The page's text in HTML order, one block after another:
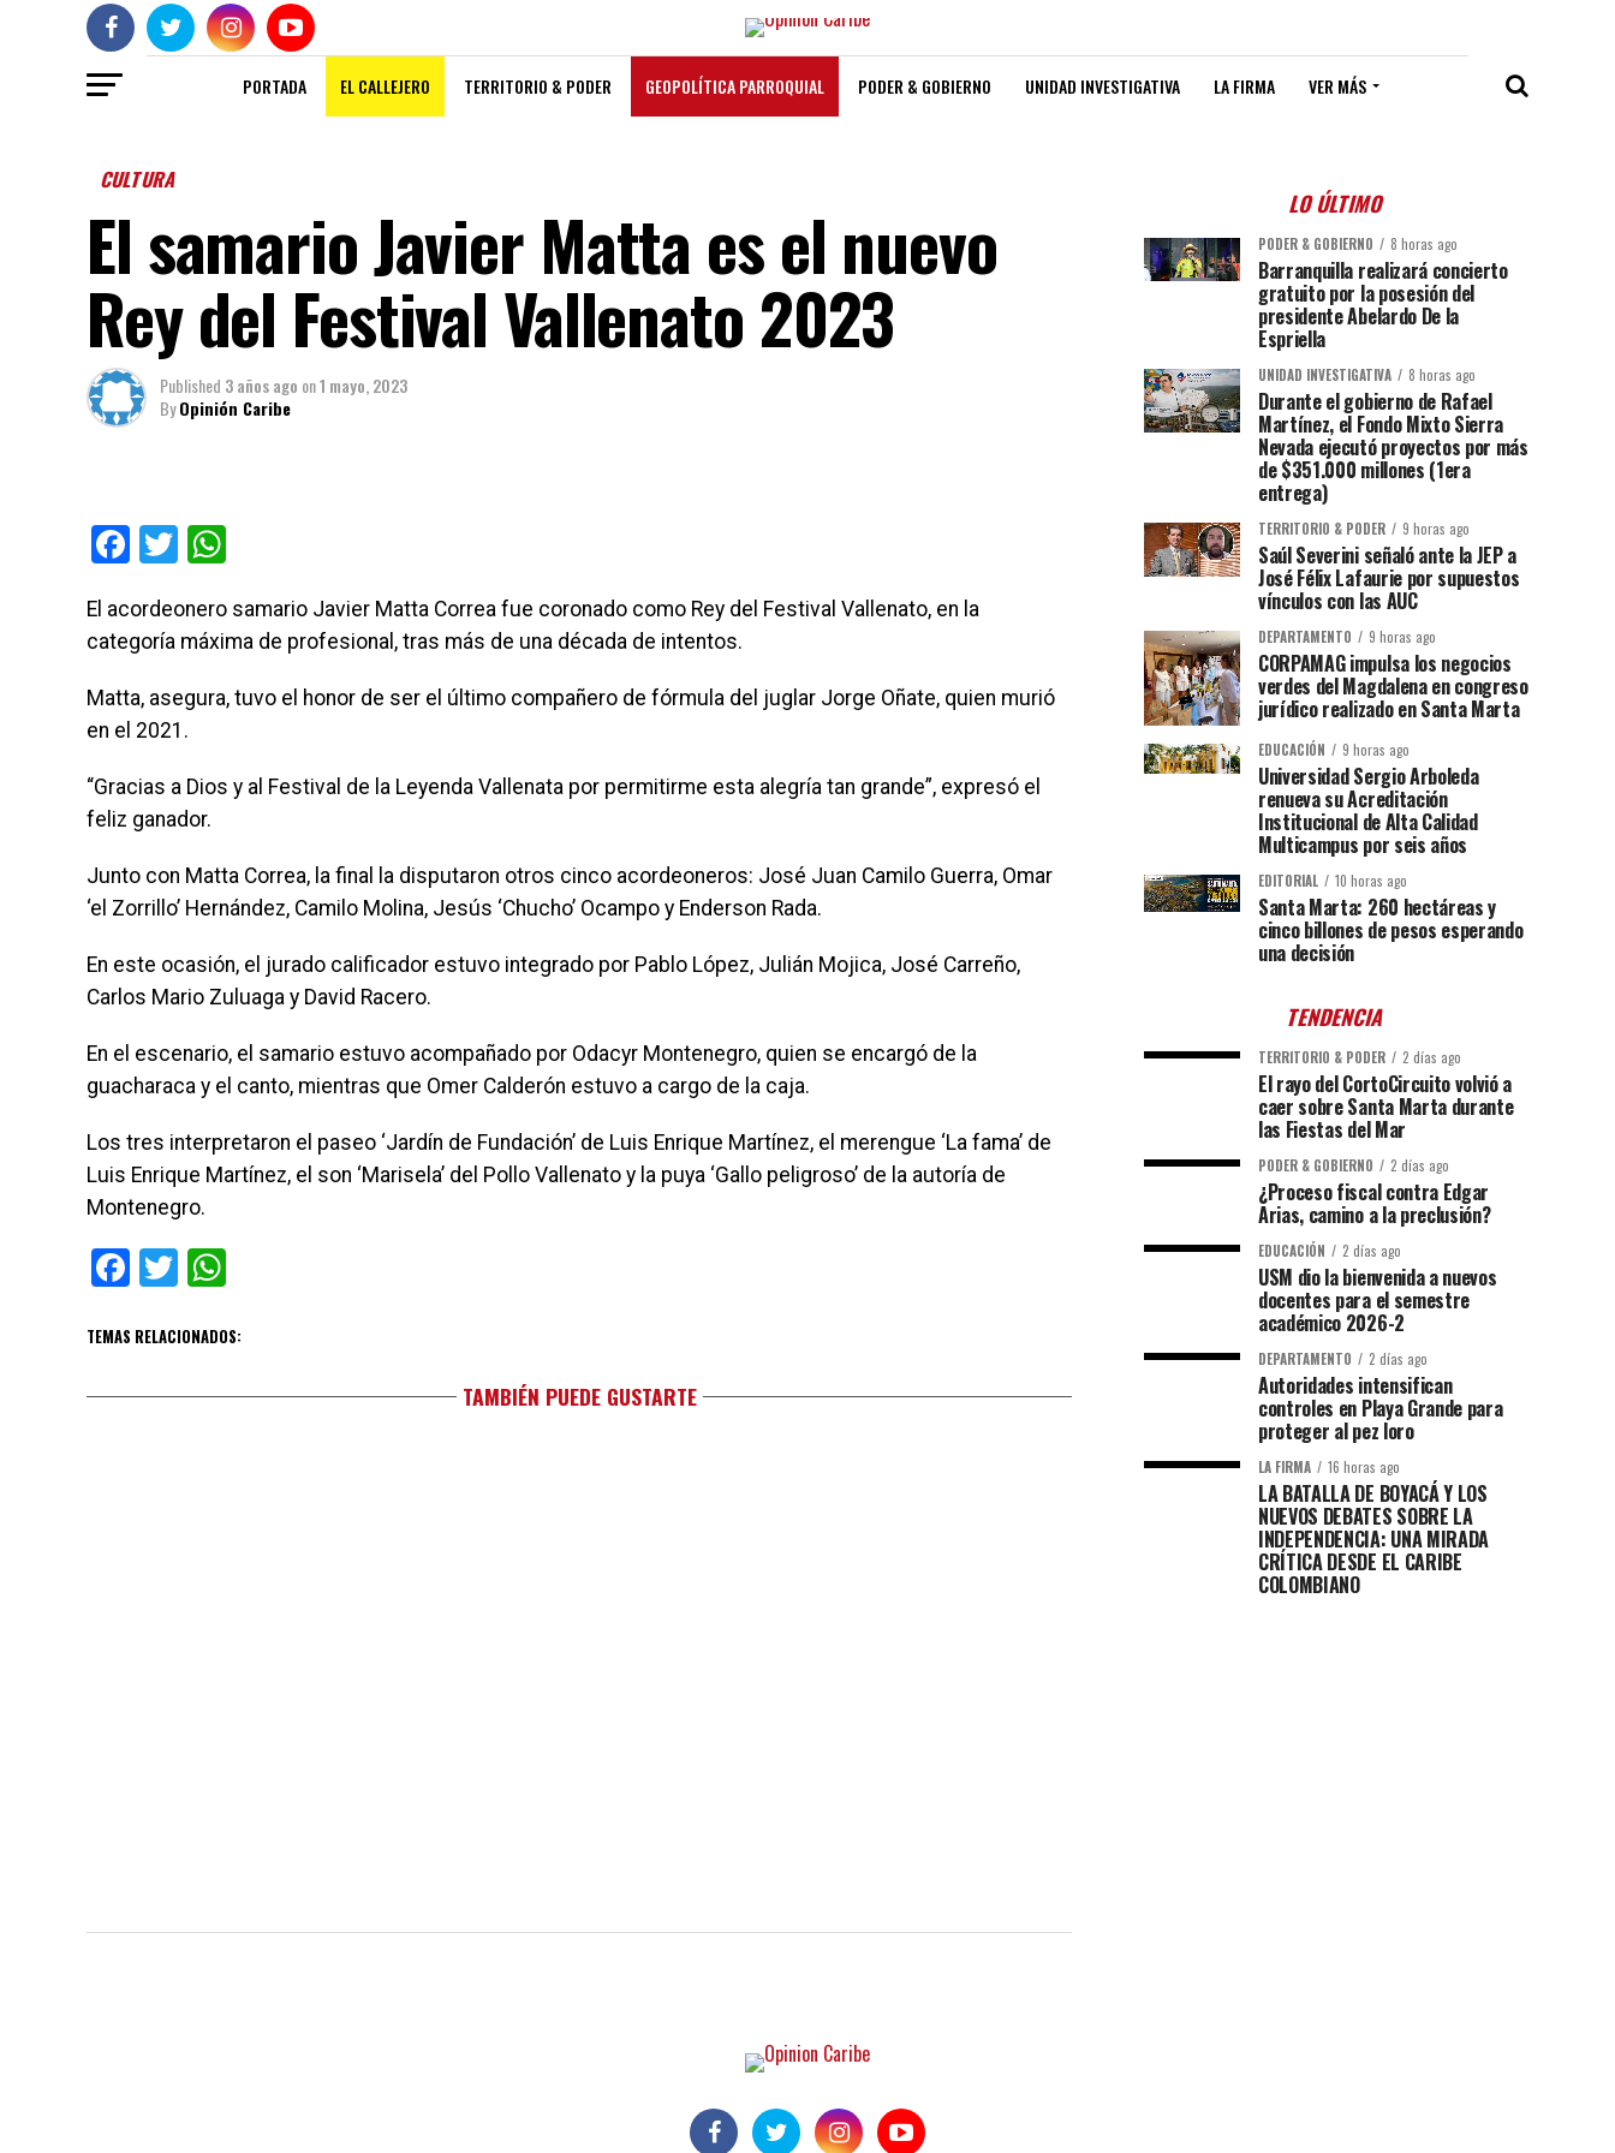
PORTADA EL CALLEJERO TERRITORIO & PODER GEOPOLÍTICA PARROQUIAL PODER & GOBIERNO UNIDAD INVESTIGATIVA LA FIRMA VER MÁS
CULTURA
El samario Javier Matta es el nuevo
Rey del Festival Vallenato 2023
Published 3 años ago on1 mayo, 2023
ByOpinión Caribe
Facebook
Twitter
El acordeonero samario Javier Matta Correa fue coronado como Rey del Festival Vallenato, en la
categoría máxima de profesional, tras más de una década de intentos.
Matta, asegura, tuvo el honor de ser el último compañero de fórmula del juglar Jorge Oñate, quien murió
en el 2021.
“Gracias a Dios y al Festival de la Leyenda Vallenata por permitirme esta alegría tan grande”, expresó el
feliz ganador.
Junto con Matta Correa, la final la disputaron otros cinco acordeoneros: José Juan Camilo Guerra, Omar
‘el Zorrillo’ Hernández, Camilo Molina, Jesús ‘Chucho’ Ocampo y Enderson Rada.
En este ocasión, el jurado calificador estuvo integrado por Pablo López, Julián Mojica, José Carreño,
Carlos Mario Zuluaga y David Racero.
En el escenario, el samario estuvo acompañado por Odacyr Montenegro, quien se encargó de la
guacharaca y el canto, mientras que Omer Calderón estuvo a cargo de la caja.
Los tres interpretaron el paseo ‘Jardín de Fundación’ de Luis Enrique Martínez, el merengue ‘La fama’ de
Luis Enrique Martínez, el son ‘Marisela’ del Pollo Vallenato y la puya ‘Gallo peligroso’ de la autoría de
Montenegro.
Facebook
Twitter
TEMAS RELACIONADOS:
TAMBIÉN PUEDE GUSTARTE
LO ÚLTIMO
PODER & GOBIERNO 8 horas ago
Barranquilla realizará concierto
gratuito por la posesión del
presidente Abelardo De la
Espriella
UNIDAD INVESTIGATIVA 8 horas ago
Durante el gobierno de Rafael
Martínez, el Fondo Mixto Sierra
Nevada ejecutó proyectos por más
de $351.000 millones (1era
entrega)
TERRITORIO & PODER 9 horas ago
Saúl Severini señaló ante la JEP a
José Félix Lafaurie por supuestos
vínculos con las AUC
DEPARTAMENTO 9 horas ago
CORPAMAG impulsa los negocios
verdes del Magdalena en congreso
jurídico realizado en Santa Marta
EDUCACIÓN 9 horas ago
Universidad Sergio Arboleda
renueva su Acreditación
Institucional de Alta Calidad
Multicampus por seis años
EDITORIAL 10 horas ago
Santa Marta: 260 hectáreas y
cinco billones de pesos esperando
una decisión
TENDENCIA
TERRITORIO & PODER 2 días ago
El rayo del CortoCircuito volvió a
caer sobre Santa Marta durante
las Fiestas del Mar
PODER & GOBIERNO 2 días ago
¿Proceso fiscal contra Edgar
Arias, camino a la preclusión?
EDUCACIÓN 2 días ago
USM dio la bienvenida a nuevos
docentes para el semestre
académico 2026-2
DEPARTAMENTO 2 días ago
Autoridades intensifican
controles en Playa Grande para
proteger al pez loro
LA FIRMA 16 horas ago
LA BATALLA DE BOYACÁ Y LOS
NUEVOS DEBATES SOBRE LA
INDEPENDENCIA: UNA MIRADA
CRÍTICA DESDE EL CARIBE
COLOMBIANO